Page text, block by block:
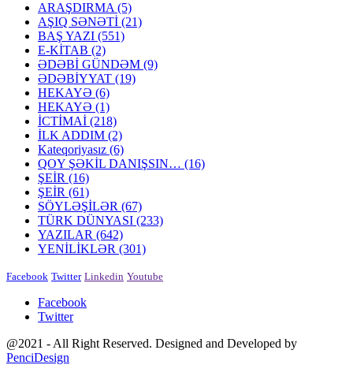
ARAŞDIRMA (5)
AŞIQ SƏNƏTİ (21)
BAŞ YAZI (551)
E-KİTAB (2)
ƏDƏBİ GÜNDƏM (9)
ƏDƏBİYYAT (19)
HEKAYƏ (6)
HEKAYƏ (1)
İCTİMAİ (218)
İLK ADDIM (2)
Kateqoriyasız (6)
QOY ŞƏKİL DANIŞSIN… (16)
ŞEİR (16)
ŞEİR (61)
SÖYLƏŞİLƏR (67)
TÜRK DÜNYASI (233)
YAZILAR (642)
YENİLİKLƏR (301)
Facebook Twitter Linkedin Youtube
Facebook
Twitter
@2021 - All Right Reserved. Designed and Developed by
PenciDesign